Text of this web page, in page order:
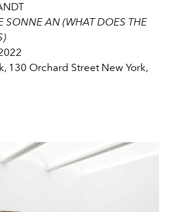
SONNE AN (WHAT DOES THE
130 Orchard Street New York,